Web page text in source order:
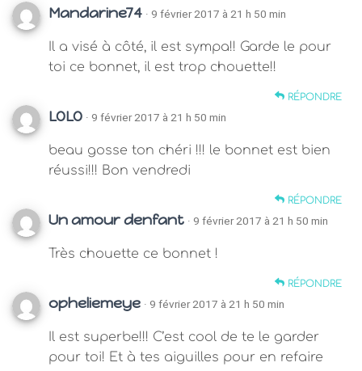
Mandarine74 · 9 février 2017 à 21 h 50 min
Il a visé à côté, il est sympa!! Garde le pour
toi ce bonnet, il est trop chouette!!
RÉPONDRE
LOLO · 9 février 2017 à 21 h 50 min
beau gosse ton chéri !!! le bonnet est bien
réussi!!! Bon vendredi
RÉPONDRE
Un amour denfant · 9 février 2017 à 21 h 50 min
Très chouette ce bonnet !
RÉPONDRE
opheliemeye · 9 février 2017 à 21 h 50 min
Il est superbe!!! C’est cool de te le garder
pour toi! Et à tes aiguilles pour en refaire